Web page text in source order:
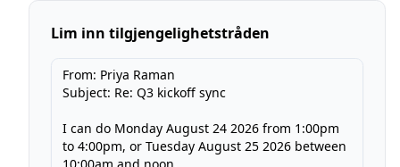
Lim inn tilgjengelighetstråden